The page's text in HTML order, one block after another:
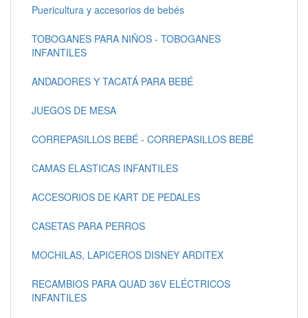
Puericultura y accesorios de bebés
TOBOGANES PARA NIÑOS - TOBOGANES
INFANTILES
ANDADORES Y TACATÁ PARA BEBÉ
JUEGOS DE MESA
CORREPASILLOS BEBÉ - CORREPASILLOS BEBÉ
CAMAS ELASTICAS INFANTILES
ACCESORIOS DE KART DE PEDALES
CASETAS PARA PERROS
MOCHILAS, LAPICEROS DISNEY ARDITEX
RECAMBIOS PARA QUAD 36V ELÉCTRICOS
INFANTILES